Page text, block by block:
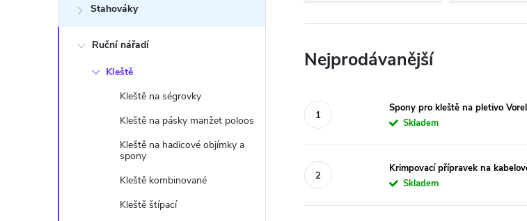
n
Stahováky
Ruční nářadí
Kleště
Kleště na ségrovky
Kleště na pásky manžet poloos
Kleště na hadicové objímky a
spony
Kleště kombinované
Kleště štípací
Nejprodávanější
Spony pro kleště na pletivo
Skladem
Krimpovací přípravek na
Skladem